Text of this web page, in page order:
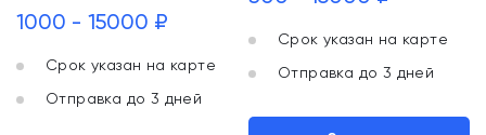
1000 - 15000 ₽
Срок указан на карте
Отправка до 3 дней
Срок указан на карте
Отправка до 3 дней